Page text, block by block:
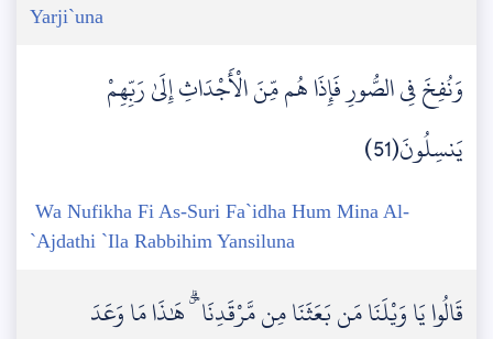
Yarji`una
وَنُفِخَ فِي الصُّورِ فَإِذَا هُم مِّنَ الْأَجْدَاثِ إِلَىٰ رَبِّهِمْ
يَنسِلُونَ(51)
Wa Nufikha Fi As-Suri Fa`idha Hum Mina Al-
`Ajdathi `Ila Rabbihim Yansiluna
قَالُوا يَا وَيْلَنَا مَن بَعَثَنَا مِن مَّرْقَدِنَا ۜ ۗ هَٰذَا مَا وَعَدَ